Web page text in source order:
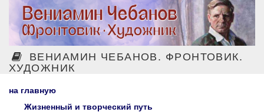
ВЕНИАМИН ЧЕБАНОВ. ФРОНТОВИК.
ХУДОЖНИК
на главную
Жизненный и творческий путь